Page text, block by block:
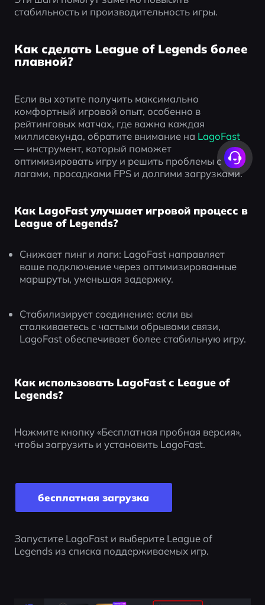
стабильность и производительность игры.
Как сделать League of Legends более
плавной?
Если вы хотите получить максимально
комфортный игровой опыт, особенно в
рейтинговых матчах, где важна каждая
миллисекунда, обратите внимание на LagoFast
— инструмент, который поможет
оптимизировать игру и решить проблемы с
лагами, просадками FPS и долгими загрузками.
Как LagoFast улучшает игровой процесс в
League of Legends?
Снижает пинг и лаги: LagoFast направляет
ваше подключение через оптимизированные
маршруты, уменьшая задержку.
Стабилизирует соединение: если вы
сталкиваетесь с частыми обрывами связи,
LagoFast обеспечивает более стабильную игру.
Как использовать LagoFast с League of
Legends?
Нажмите кнопку «Бесплатная пробная версия»,
чтобы загрузить и установить LagoFast.
бесплатная загрузка
Запустите LagoFast и выберите League of
Legends из списка поддерживаемых игр.